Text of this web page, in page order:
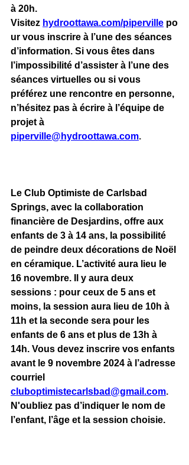
à 20h.
Visitez hydroottawa.com/piperville po
ur vous inscrire à l’une des séances
d’information. Si vous êtes dans
l’impossibilité d’assister à l’une des
séances virtuelles ou si vous
préférez une rencontre en personne,
n’hésitez pas à écrire à l’équipe de
projet à
piperville@hydroottawa.com.
Le Club Optimiste de Carlsbad
Springs, avec la collaboration
financière de Desjardins, offre aux
enfants de 3 à 14 ans, la possibilité
de peindre deux décorations de Noël
en céramique. L’activité aura lieu le
16 novembre. Il y aura deux
sessions : pour ceux de 5 ans et
moins, la session aura lieu de 10h à
11h et la seconde sera pour les
enfants de 6 ans et plus de 13h à
14h. Vous devez inscrire vos enfants
avant le 9 novembre 2024 à l’adresse
courriel
cluboptimistecarlsbad@gmail.com.
N'oubliez pas d’indiquer le nom de
l’enfant, l’âge et la session choisie.